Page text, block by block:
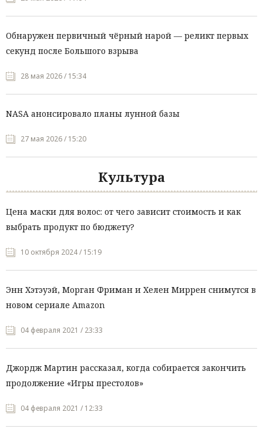
Обнаружен первичный чёрный нарой — реликт первых
секунд после Большого взрыва
28 мая 2026 / 15:34
NASA анонсировало планы лунной базы
27 мая 2026 / 15:20
Культура
Цена маски для волос: от чего зависит стоимость и как
выбрать продукт по бюджету?
10 октября 2024 / 15:19
Энн Хэтэуэй, Морган Фриман и Хелен Миррен снимутся в
новом сериале Amazon
04 февраля 2021 / 23:33
Джордж Мартин рассказал, когда собирается закончить
продолжение «Игры престолов»
04 февраля 2021 / 12:33